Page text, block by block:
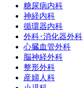
糖尿病内科
神経内科
循環器内科
外科･消化器外科
心臓血管外科
脳神経外科
整形外科
産婦人科